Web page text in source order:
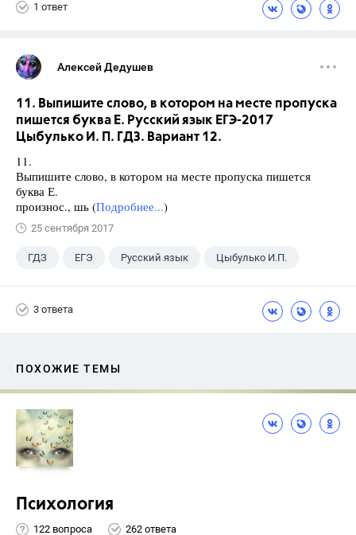
1 ответ
Алексей Дедушев
11. Выпишите слово, в котором на месте пропуска
пишется буква Е. Русский язык ЕГЭ-2017
Цыбулько И. П. ГДЗ. Вариант 12.
11.
Выпишите слово, в котором на месте пропуска пишется
буква Е.
произнос., шь (Подробнее...)
25 сентября 2017
ГДЗ ЕГЭ Русский язык Цыбулько И.П.
3 ответа
ПОХОЖИЕ ТЕМЫ
Психология
122 вопроса 262 ответа